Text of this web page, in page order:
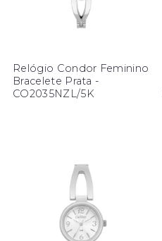
Relógio Condor Feminino
Bracelete Prata -
CO2035NZL/5K